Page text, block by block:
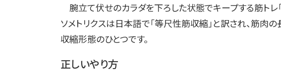
腕立て伏せのカラダを下ろした状態でキープする筋トレ「
ソメトリクスは日本語で「等尺性筋収縮」と訳され、筋肉
収縮形態のひとつです。
正しいやり方